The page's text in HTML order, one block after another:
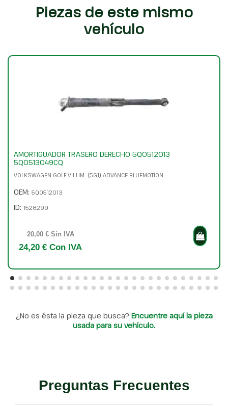
Piezas de este mismo
vehículo
AMORTIGUADOR TRASERO DERECHO 5Q0512013
5Q0513049CQ
VOLKSWAGEN GOLF VII LIM. (5G1) ADVANCE BLUEMOTION
OEM: 5Q0512013
ID: 1528299
20,00 € Sin IVA
24,20 € Con IVA
¿No es ésta la pieza que busca? Encuentre aquí la pieza
usada para su vehículo.
Preguntas Frecuentes